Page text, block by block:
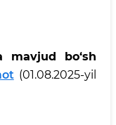
mavjud bo‘sh
(01.08.2025-yil